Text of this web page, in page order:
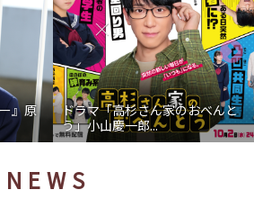
』原
ドラマ「高杉さん家のおべんと
う」小山慶一郎...